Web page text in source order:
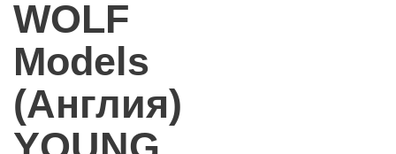
WOLF
Models
(Англия)